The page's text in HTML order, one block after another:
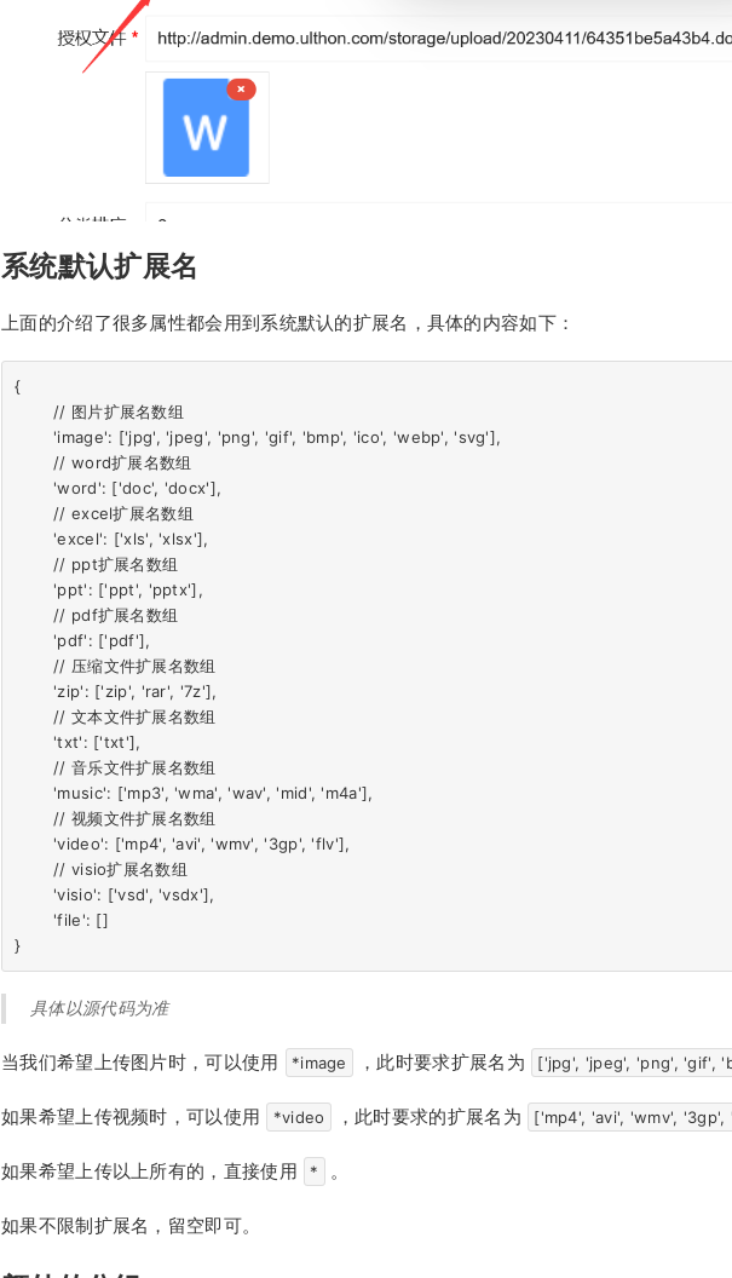
系统默认扩展名
上面的介绍了很多属性都会用到系统默认的扩展名，具体的内容如下：
{
具体以源代码为准
当我们希望上传图片时，可以使用 *image ，此时要求扩展名为 ['jpg', 'jpeg', 'png', 'gif',
如果希望上传视频时，可以使用 *video ，此时要求的扩展名为 ['mp4', 'avi', 'wmv', '3gp',
如果希望上传以上所有的，直接使用 * 。
如果不限制扩展名，留空即可。